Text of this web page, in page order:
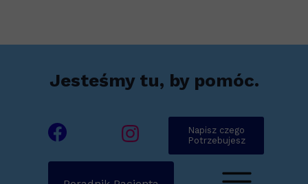
Jesteśmy tu, by pomóc.
Napisz czego
Potrzebujesz